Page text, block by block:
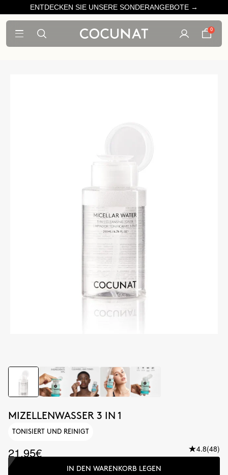
ENTDECKEN SIE UNSERE SONDERANGEBOTE →
0
MIZELLENWASSER 3 IN 1
TONISIERT UND REINIGT
21.95€ 4.8(48)
IN DEN WARENKORB LEGEN